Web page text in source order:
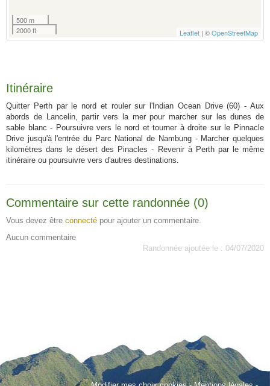
500 m
2000 ft
Leaflet | ©OpenStreetMap
Itinéraire
Quitter Perth par le nord et rouler sur l'Indian Ocean Drive (60) - Aux
abords de Lancelin, partir vers la mer pour marcher sur les dunes de
sable blanc - Poursuivre vers le nord et tourner à droite sur le Pinnacle
Drive jusqu'à l'entrée du Parc National de Nambung - Marcher quelques
kilomètres dans le désert des Pinacles - Revenir à Perth par le même
itinéraire ou poursuivre vers d'autres destinations.
Commentaire sur cette randonnée (0)
Vous devez être connecté pour ajouter un commentaire.
Aucun commentaire
Randonnée ajoutée le : 04/07/2020